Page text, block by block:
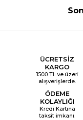
ÜCRETSİZ
KARGO
1500 TL ve üzeri
alışverişlerde.
ÖDEME
KOLAYLIĞI
Kredi Kartına
taksit imkanı.